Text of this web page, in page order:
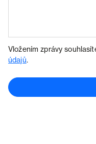
Vložením zprávy
údajů.